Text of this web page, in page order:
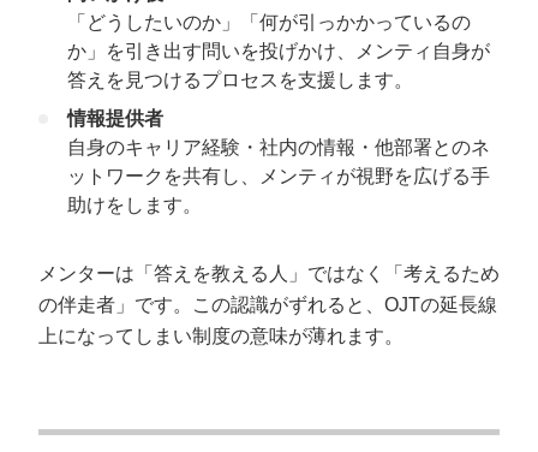
「どうしたいのか」「何が引っかかっているの
か」を引き出す問いを投げかけ、メンティ自身が
答えを見つけるプロセスを支援します。
情報提供者
自身のキャリア経験・社内の情報・他部署とのネ
ットワークを共有し、メンティが視野を広げる手
助けをします。
メンターは「答えを教える人」ではなく「考えるため
の伴走者」です。この認識がずれると、OJTの延長線
上になってしまい制度の意味が薄れます。